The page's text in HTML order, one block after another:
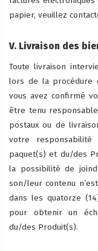
papier, veuillez
V. Livraison des
Toute livraison
lors de la procédure
vous avez confirmé
être tenu
postaux ou de
votre
paquet(s) et du/des
la possibilité de
son/leur contenu
dans les quatorze
pour obtenir un
du/des Produit(s).